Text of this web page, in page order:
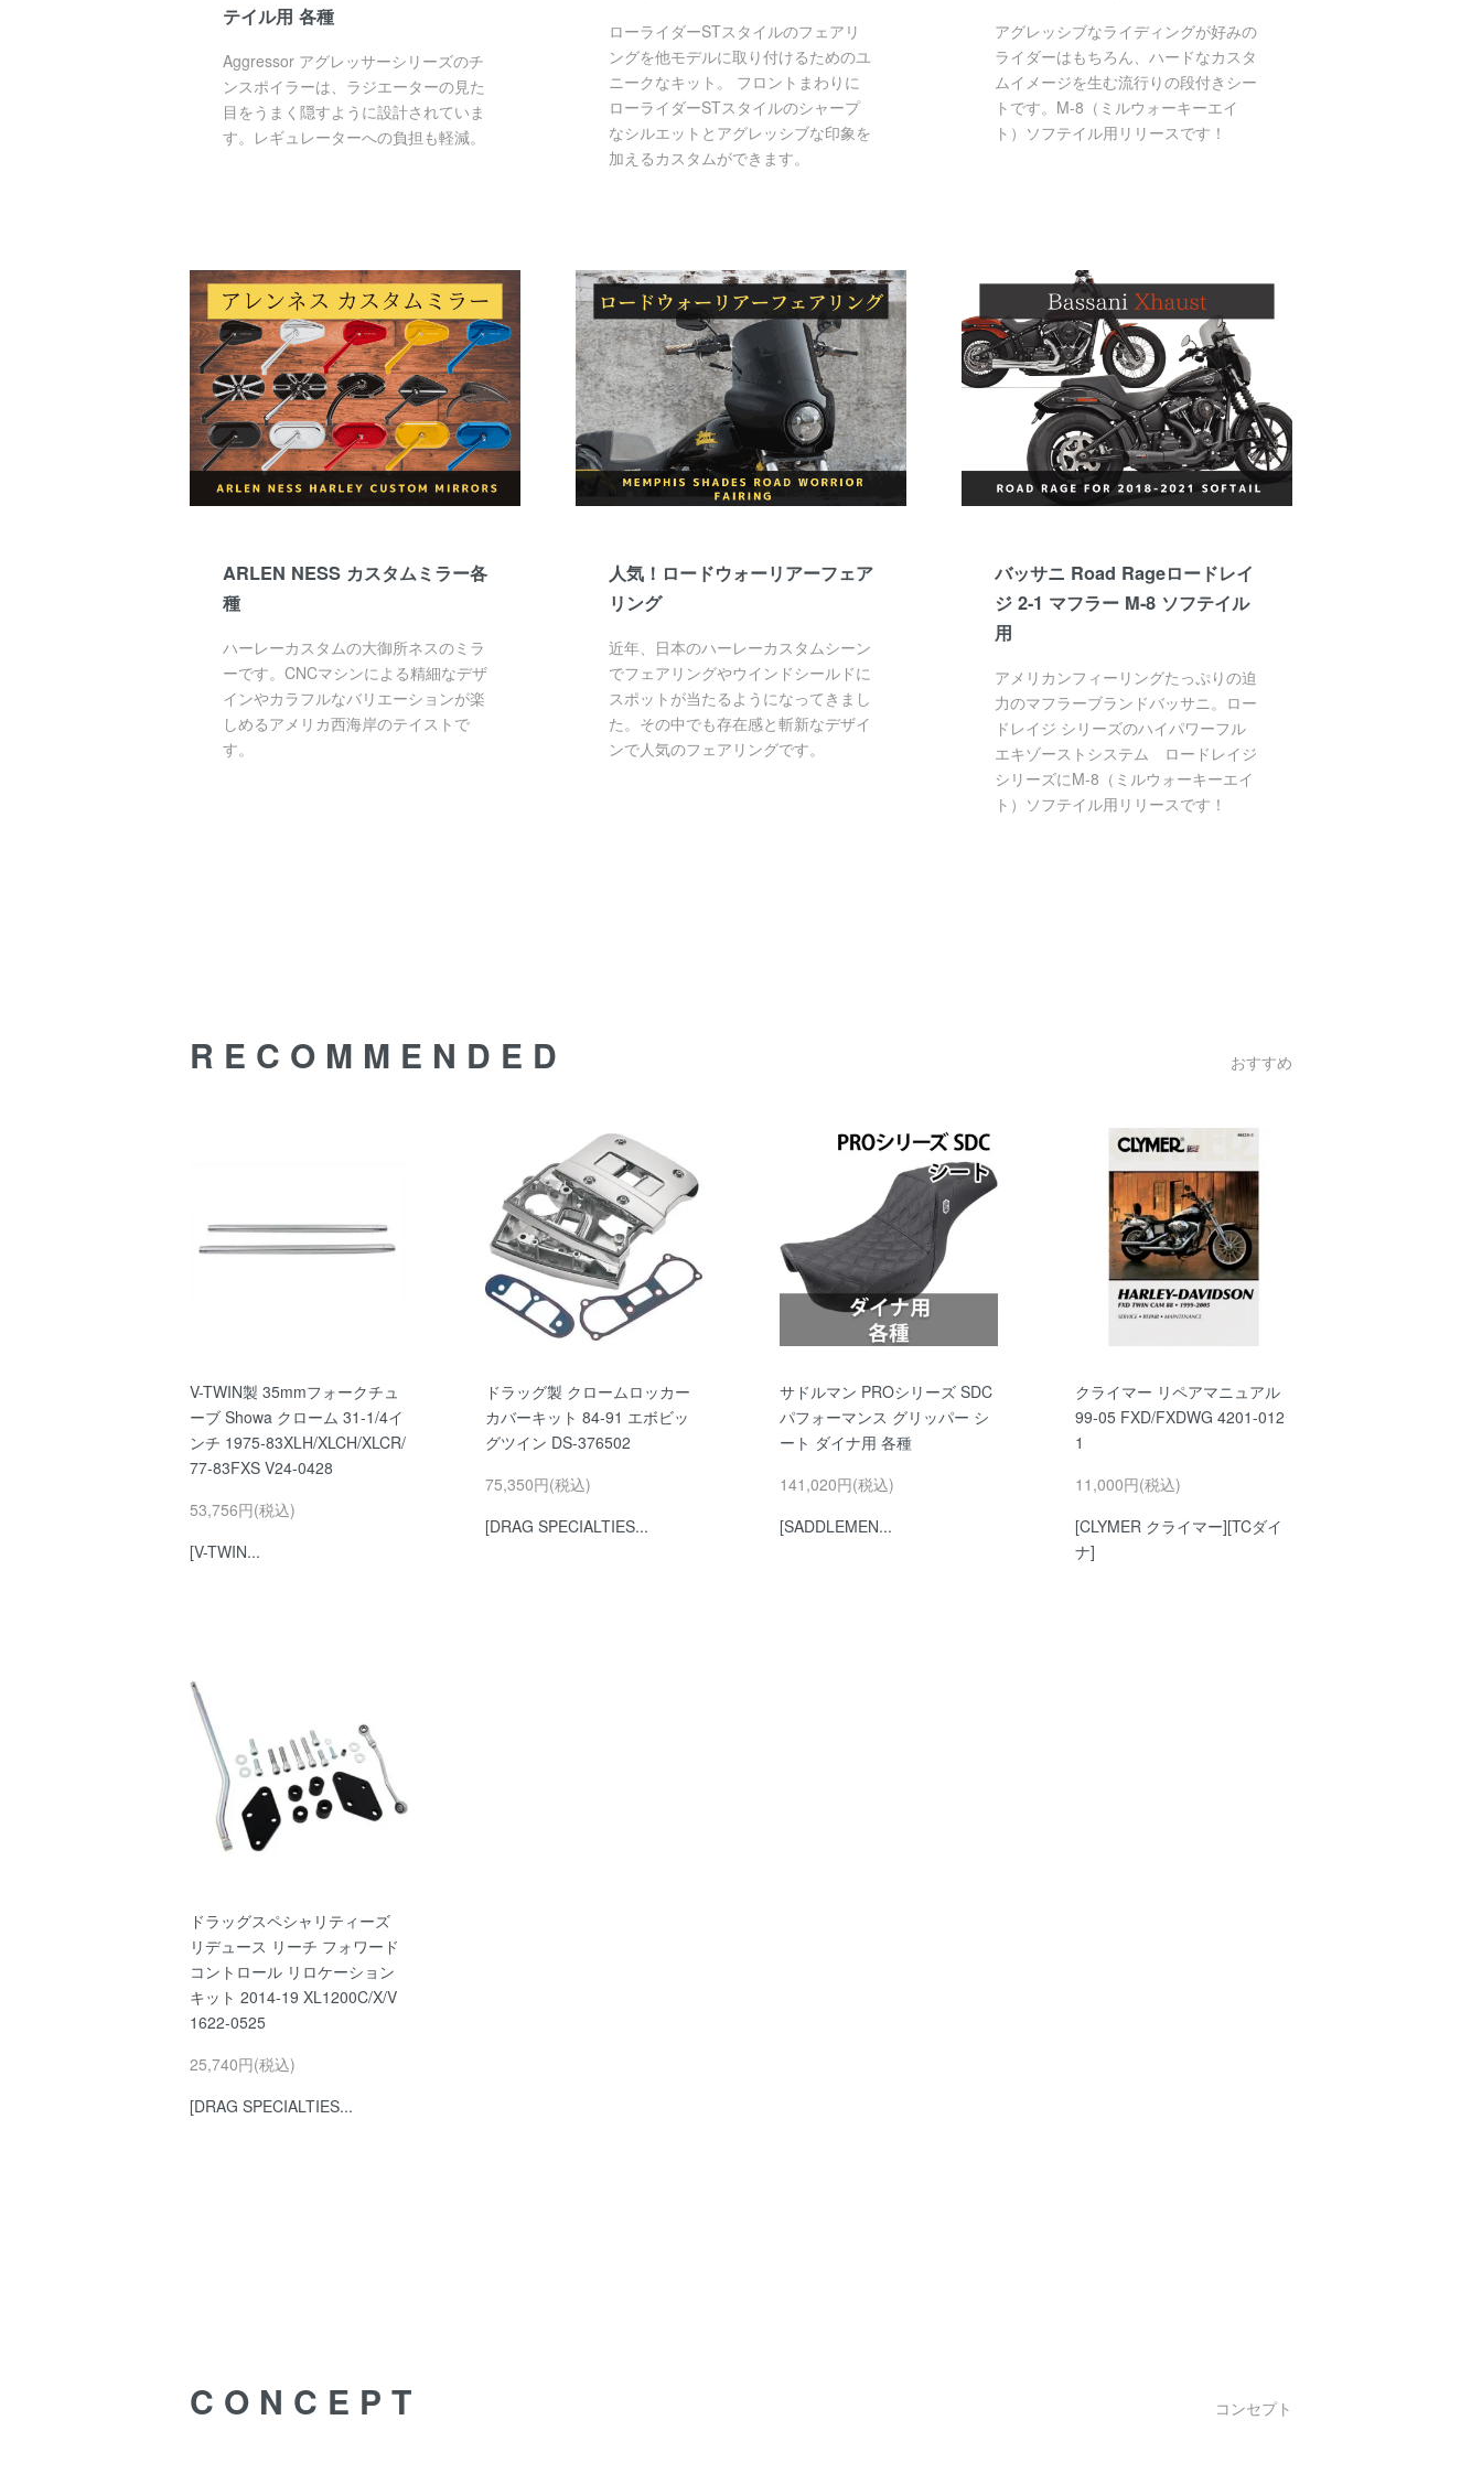
テイル用 各種
Aggressor アグレッサーシリーズのチ
ンスポイラーは、ラジエーターの見た
目をうまく隠すように設計されていま
す。レギュレーターへの負担も軽減。
ローライダーSTスタイルのフェアリ
ングを他モデルに取り付けるためのユ
ニークなキット。 フロントまわりに
ローライダーSTスタイルのシャープ
なシルエットとアグレッシブな印象を
加えるカスタムができます。
アグレッシブなライディングが好みの
ライダーはもちろん、ハードなカスタ
ムイメージを生む流行りの段付きシー
トです。M-8（ミルウォーキーエイ
ト）ソフテイル用リリースです！
ARLEN NESS カスタムミラー各
種
ハーレーカスタムの大御所ネスのミラ
ーです。CNCマシンによる精細なデザ
インやカラフルなバリエーションが楽
しめるアメリカ西海岸のテイストで
す。
人気！ロードウォーリアーフェア
リング
近年、日本のハーレーカスタムシーン
でフェアリングやウインドシールドに
スポットが当たるようになってきまし
た。その中でも存在感と斬新なデザイ
ンで人気のフェアリングです。
バッサニ Road Rageロードレイ
ジ 2-1 マフラー M-8 ソフテイル
用
アメリカンフィーリングたっぷりの迫
力のマフラーブランドバッサニ。ロー
ドレイジ シリーズのハイパワーフル
エキゾーストシステム ロードレイジ
シリーズにM-8（ミルウォーキーエイ
ト）ソフテイル用リリースです！
RECOMMENDED おすすめ
V-TWIN製 35mmフォークチュ
ーブ Showa クローム 31-1/4イ
ンチ 1975-83XLH/XLCH/XLCR/
77-83FXS V24-0428
53,756円(税込)
[V-TWIN...
ドラッグ製 クロームロッカー
カバーキット 84-91 エボビッ
グツイン DS-376502
75,350円(税込)
[DRAG SPECIALTIES...
サドルマン PROシリーズ SDC
パフォーマンス グリッパー シ
ート ダイナ用 各種
141,020円(税込)
[SADDLEMEN...
クライマー リペアマニュアル
99-05 FXD/FXDWG 4201-012
1
11,000円(税込)
[CLYMER クライマー][TCダイ
ナ]
ドラッグスペシャリティーズ
リデュース リーチ フォワード
コントロール リロケーション
キット 2014-19 XL1200C/X/V
1622-0525
25,740円(税込)
[DRAG SPECIALTIES...
CONCEPT コンセプト